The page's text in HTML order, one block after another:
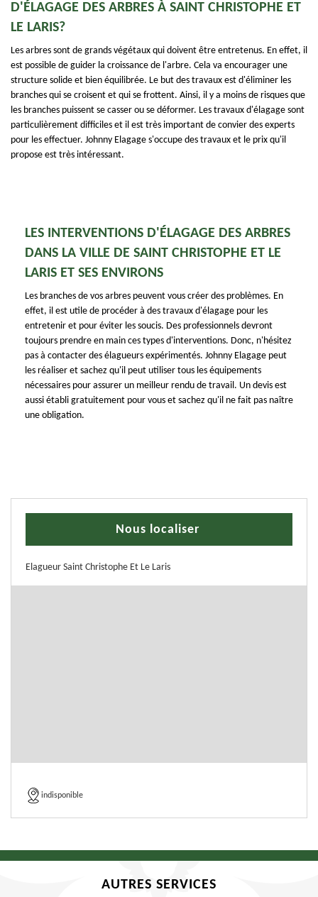
D'ÉLAGAGE DES ARBRES À SAINT CHRISTOPHE ET
LE LARIS?
Les arbres sont de grands végétaux qui doivent être entretenus. En effet, il
est possible de guider la croissance de l'arbre. Cela va encourager une
structure solide et bien équilibrée. Le but des travaux est d'éliminer les
branches qui se croisent et qui se frottent. Ainsi, il y a moins de risques que
les branches puissent se casser ou se déformer. Les travaux d'élagage sont
particulièrement difficiles et il est très important de convier des experts
pour les effectuer. Johnny Elagage s'occupe des travaux et le prix qu'il
propose est très intéressant.
LES INTERVENTIONS D'ÉLAGAGE DES ARBRES
DANS LA VILLE DE SAINT CHRISTOPHE ET LE
LARIS ET SES ENVIRONS
Les branches de vos arbres peuvent vous créer des problèmes. En
effet, il est utile de procéder à des travaux d'élagage pour les
entretenir et pour éviter les soucis. Des professionnels devront
toujours prendre en main ces types d'interventions. Donc, n'hésitez
pas à contacter des élagueurs expérimentés. Johnny Elagage peut
les réaliser et sachez qu'il peut utiliser tous les équipements
nécessaires pour assurer un meilleur rendu de travail. Un devis est
aussi établi gratuitement pour vous et sachez qu'il ne fait pas naître
une obligation.
Nous localiser
Elagueur Saint Christophe Et Le Laris
indisponible
AUTRES SERVICES